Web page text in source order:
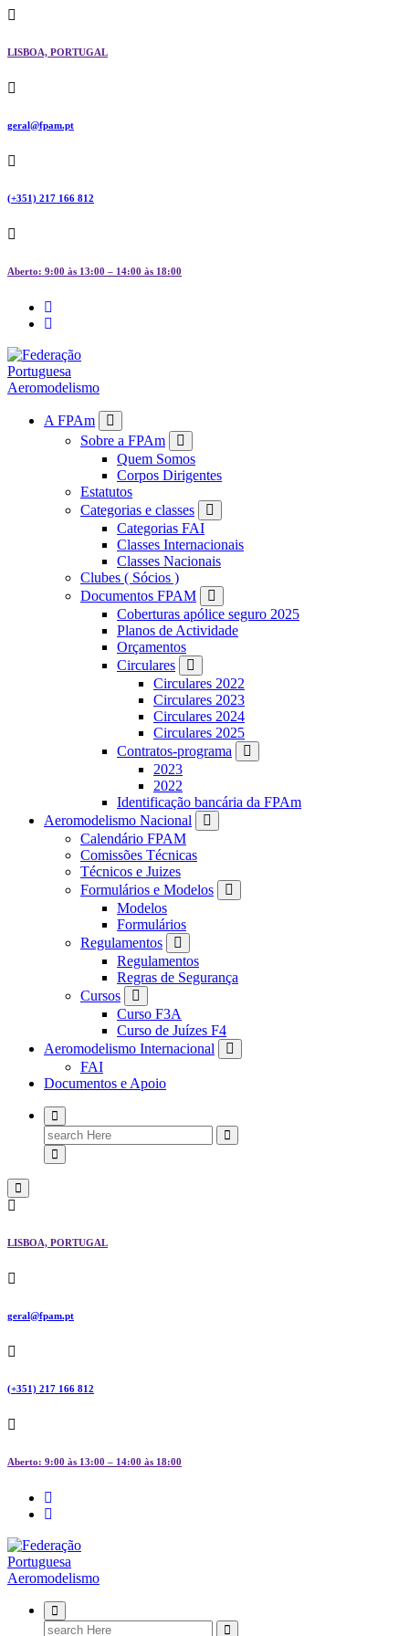
Skip
content
LISBOA, PORTUGAL
geral@fpam.pt
(+351) 217 166 812
Aberto: 9:00 às 13:00 – 14:00 às 18:00
FPAMA FPAm
Sobre a FPAm
Quem Somos
Corpos Dirigentes
Estatutos
Categorias e classes
Categorias FAI
Classes Internacionais
Classes Nacionais
Clubes ( Sócios )
Documentos FPAM
Coberturas apólice seguro 2025
Planos de Actividade
Orçamentos
Circulares
Circulares 2022
Circulares 2023
Circulares 2024
Circulares 2025
Contratos-programa
2023
2022
Identificação bancária da FPAm
Aeromodelismo Nacional
Calendário FPAM
Comissões Técnicas
Técnicos e Juizes
Formulários e Modelos
Modelos
Formulários
Regulamentos
Regulamentos
Regras de Segurança
Cursos
Curso F3A
Curso de Juízes F4
Aeromodelismo Internacional
FAI
Documentos e Apoio
Search
for:
LISBOA, PORTUGAL
geral@fpam.pt
(+351) 217 166 812
Aberto: 9:00 às 13:00 – 14:00 às 18:00
FPAM
Search